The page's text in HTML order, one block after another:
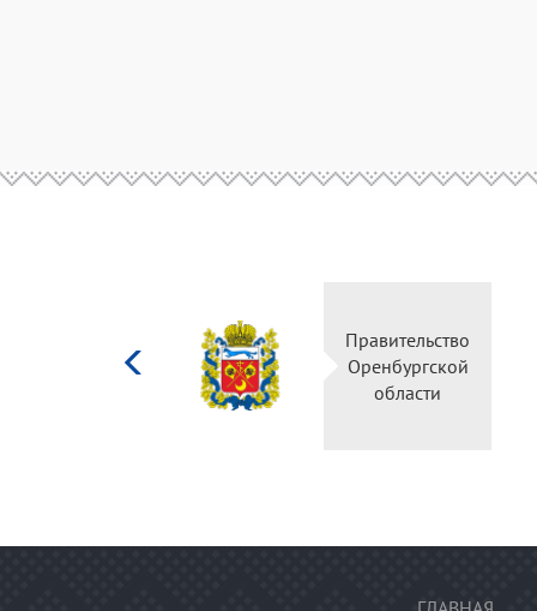
Министерство
культуры
Российской